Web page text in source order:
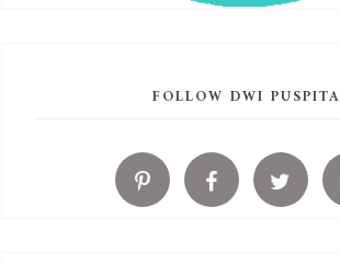
FOLLOW DWI PUSPITA